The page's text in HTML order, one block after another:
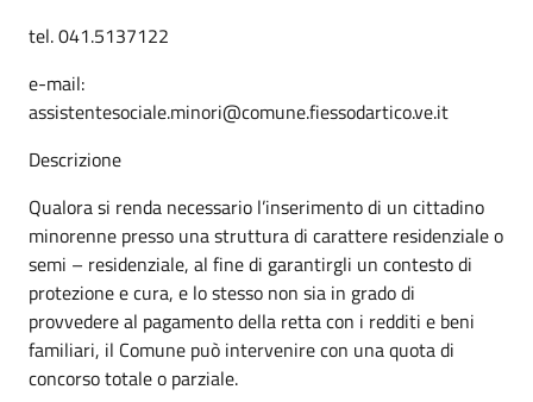
tel. 041.5137122
e-mail:
assistentesociale.minori@comune.fiessodartico.ve.it
Descrizione
Qualora si renda necessario l’inserimento di un cittadino
minorenne presso una struttura di carattere residenziale o
semi – residenziale, al fine di garantirgli un contesto di
protezione e cura, e lo stesso non sia in grado di
provvedere al pagamento della retta con i redditi e beni
familiari, il Comune può intervenire con una quota di
concorso totale o parziale.